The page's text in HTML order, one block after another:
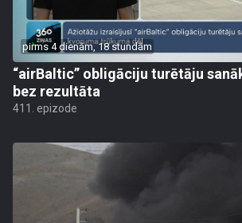
pirms 4 dienām, 18 stundām
“airBaltic” obligāciju turētāju
bez rezultāta
411. epizode